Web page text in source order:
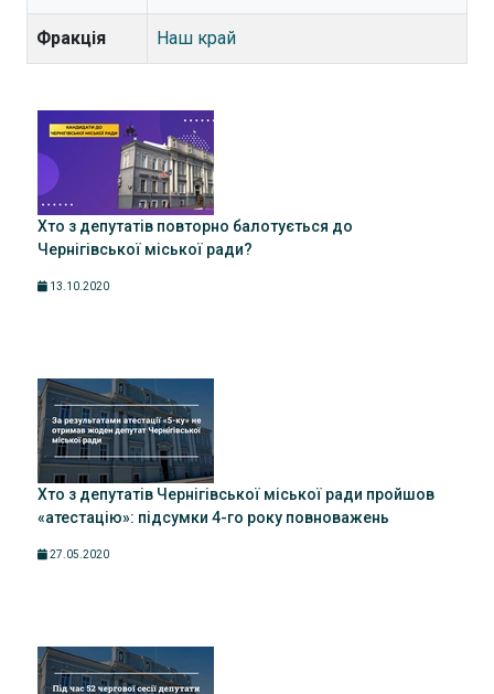
Фракція Наш край
Хто з депутатів повторно балотується до
Чернігівської міської ради?
13.10.2020
Хто з депутатів Чернігівської міської ради пройшов
«атестацію»: підсумки 4-го року повноважень
27.05.2020